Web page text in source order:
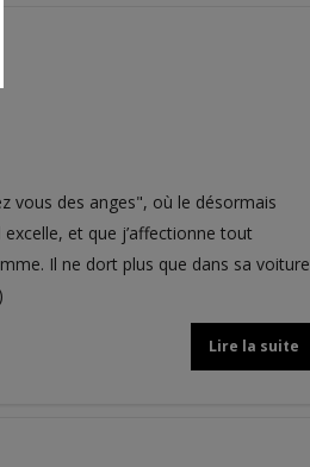
vous des anges", où le désormais
et que j’affectionne tout
Il ne dort plus que dans sa voiture
Lire la suite